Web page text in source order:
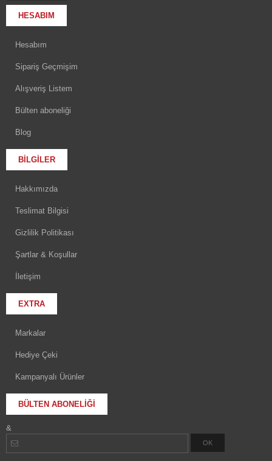
HESABIM
Hesabım
Sipariş Geçmişim
Alışveriş Listem
Bülten aboneliği
Blog
BİLGİLER
Hakkımızda
Teslimat Bilgisi
Gizlilik Politikası
Şartlar & Koşullar
İletişim
EXTRA
Markalar
Hediye Çeki
Kampanyalı Ürünler
BÜLTEN ABONELIĞI
&